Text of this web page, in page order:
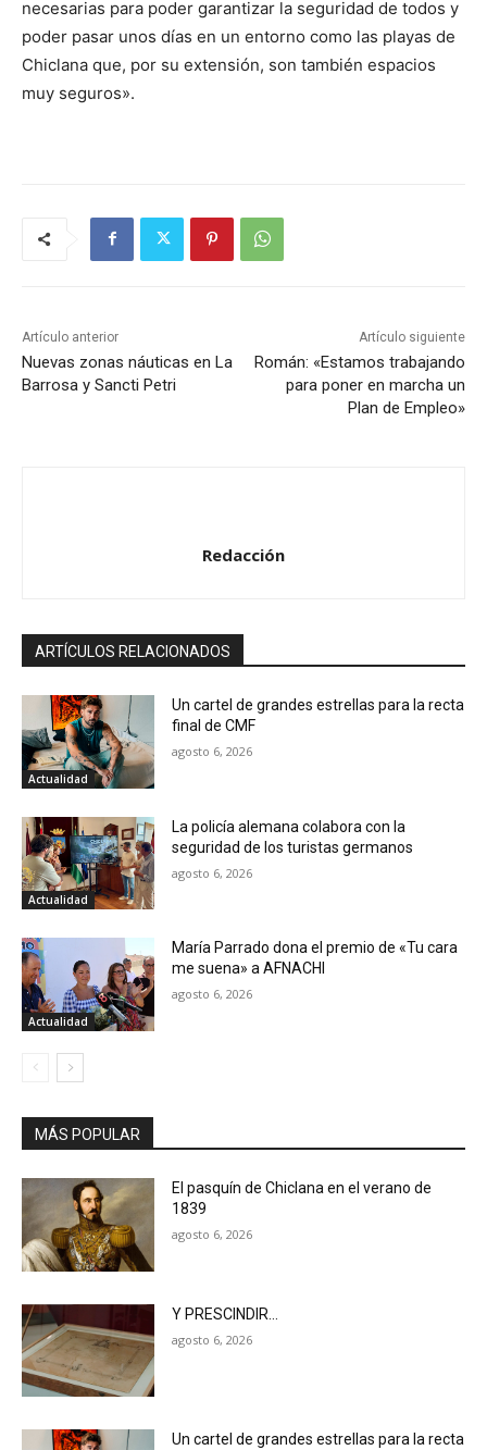
necesarias para poder garantizar la seguridad de todos y
poder pasar unos días en un entorno como las playas de
Chiclana que, por su extensión, son también espacios
muy seguros».
Artículo anterior
Nuevas zonas náuticas en La
Barrosa y Sancti Petri
Artículo siguiente
Román: «Estamos trabajando
para poner en marcha un
Plan de Empleo»
Redacción
ARTÍCULOS RELACIONADOS
Actualidad
Un cartel de grandes estrellas para la recta
final de CMF
agosto 6, 2026
Actualidad
La policía alemana colabora con la
seguridad de los turistas germanos
agosto 6, 2026
Actualidad
María Parrado dona el premio de «Tu cara
me suena» a AFNACHI
agosto 6, 2026
MÁS POPULAR
El pasquín de Chiclana en el verano de
1839
agosto 6, 2026
Y PRESCINDIR…
agosto 6, 2026
Un cartel de grandes estrellas para la recta